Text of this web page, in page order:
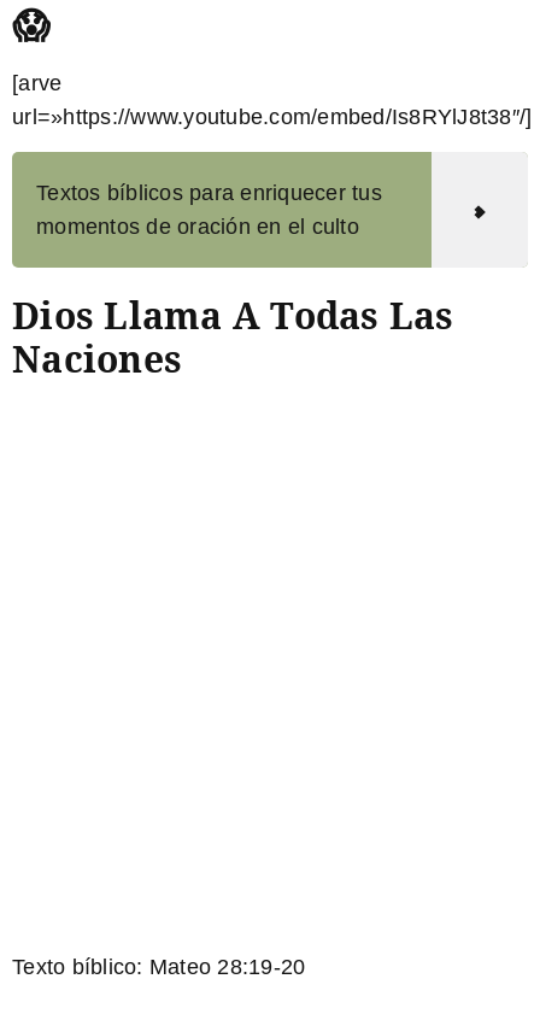
😱
[arve
url=»https://www.youtube.com/embed/Is8RYlJ8t38″/]
Textos bíblicos para enriquecer tus
momentos de oración en el culto
Dios Llama A Todas Las
Naciones
Texto bíblico: Mateo 28:19-20